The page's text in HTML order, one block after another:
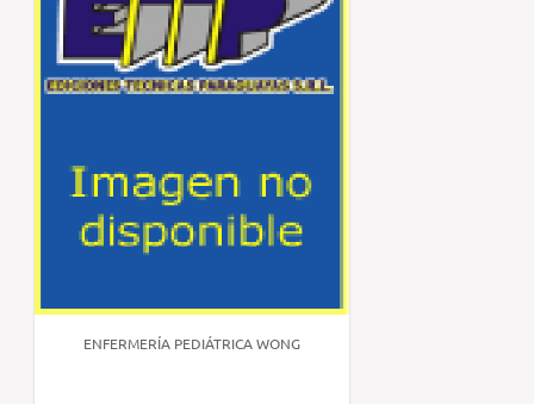
ENFERMERÍA PEDIÁTRICA WONG